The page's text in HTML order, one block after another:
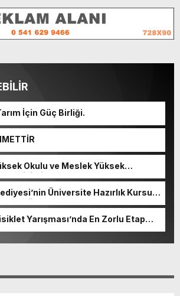
İçin Güç Birliği.
Okulu ve Meslek Yüksek
değişimi!
Üniversite Hazırlık Kursu
son gün 7 Ağustos.
Yarışması’nda En Zorlu Etap